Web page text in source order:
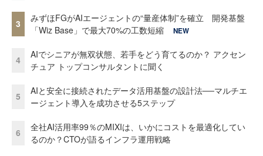
3
みずほFGがAIエージェントの“量産体制”を確立 開発基盤
「Wiz Base」で最大70%の工数短縮
NEW
4
AIでシニアが無双状態、若手をどう育てるのか？ アクセン
チュア トップコンサルタントに聞く
5
AIと安全に接続されたデータ活用基盤の設計法──マルチエ
ージェント導入を成功させる5ステップ
6
全社AI活用率99％のMIXIは、いかにコストを最適化してい
るのか？CTOが語るインフラ運用戦略